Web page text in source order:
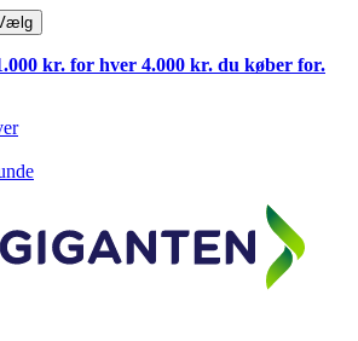
kr. for hver 4.000 kr. du køber for.